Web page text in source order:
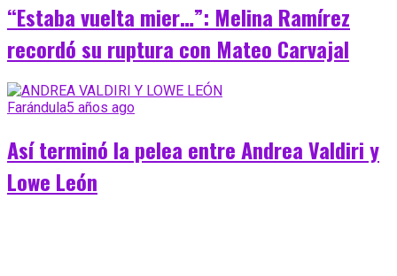
“Estaba vuelta mier…”: Melina Ramírez
recordó su ruptura con Mateo Carvajal
Farándula5 años ago
Así terminó la pelea entre Andrea Valdiri y
Lowe León